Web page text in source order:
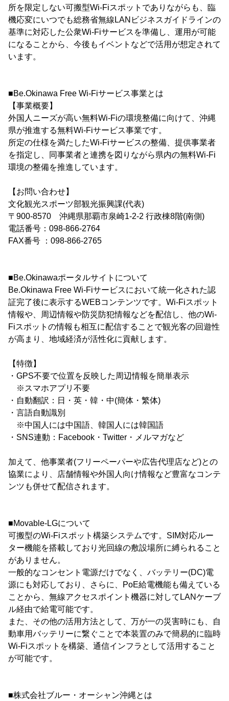
所を限定しない可搬型Wi-Fiスポットでありながらも、臨
機応変にいつでも総務省無線LANビジネスガイドラインの
基準に対応した公衆Wi-Fiサービスを準備し、運用が可能
になることから、今後もイベントなどで活用が想定されて
います。
■Be.Okinawa Free Wi-Fiサービス事業とは
【事業概要】
外国人ニーズが高い無料Wi-Fiの環境整備に向けて、沖縄
県が推進する無料Wi-Fiサービス事業です。
所定の仕様を満たしたWi-Fiサービスの整備、提供事業者
を指定し、同事業者と連携を図りながら県内の無料Wi-Fi
環境の整備を推進しています。
【お問い合わせ】
文化観光スポーツ部観光振興課(代表)
〒900-8570 沖縄県那覇市泉崎1-2-2 行政棟8階(南側)
電話番号：098-866-2764
FAX番号 ：098-866-2765
■Be.Okinawaポータルサイトについて
Be.Okinawa Free Wi-Fiサービスにおいて統一化された認
証完了後に表示するWEBコンテンツです。Wi-Fiスポット
情報や、周辺情報や防災防犯情報などを配信し、他のWi-
Fiスポットの情報も相互に配信することで観光客の回遊性
が高まり、地域経済が活性化に貢献します。
【特徴】
・GPS不要で位置を反映した周辺情報を簡単表示
※スマホアプリ不要
・自動翻訳：日・英・韓・中(簡体・繁体)
・言語自動識別
※中国人には中国語、韓国人には韓国語
・SNS連動：Facebook・Twitter・メルマガなど
加えて、他事業者(フリーペーパーや広告代理店など)との
協業により、店舗情報や外国人向け情報など豊富なコンテ
ンツも併せて配信されます。
■Movable-LGについて
可搬型のWi-Fiスポット構築システムです。SIM対応ルー
ター機能を搭載しており光回線の敷設場所に縛られること
がありません。
一般的なコンセント電源だけでなく、バッテリー(DC)電
源にも対応しており、さらに、PoE給電機能も備えている
ことから、無線アクセスポイント機器に対してLANケーブ
ル経由で給電可能です。
また、その他の活用方法として、万が一の災害時にも、自
動車用バッテリーに繋ぐことで本装置のみで簡易的に臨時
Wi-Fiスポットを構築、通信インフラとして活用すること
が可能です。
■株式会社ブルー・オーシャン沖縄とは